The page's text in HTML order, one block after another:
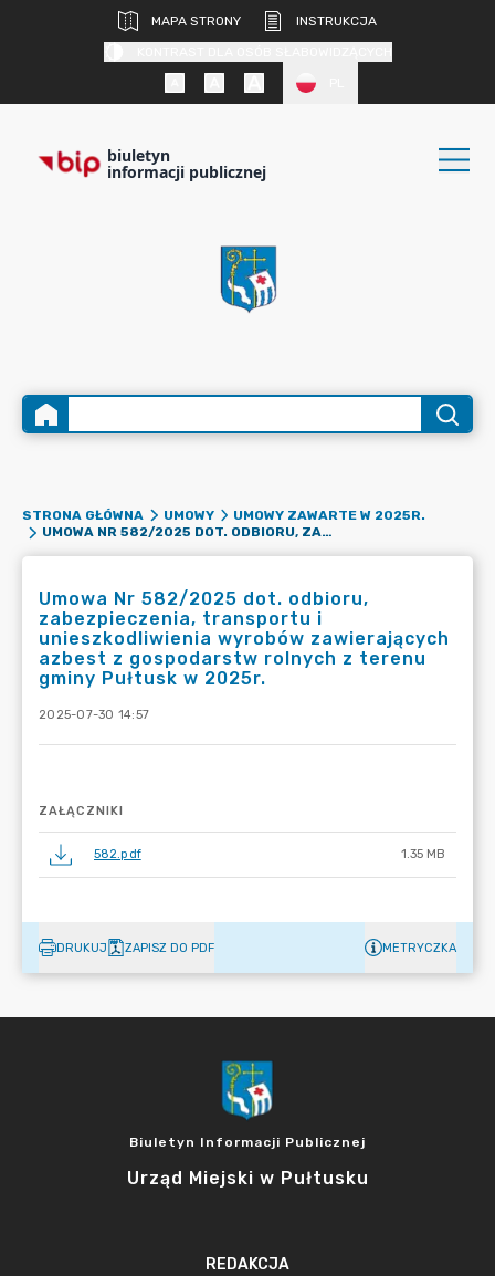
MAPA STRONY
INSTRUKCJA
biuletyn
informacji publicznej
STRONA GŁÓWNA UMOWY
UMOWY ZAWARTE W 2025R.
UMOWA NR 582/2025 DOT. ODBIORU, ZABEZPIECZENIA, TRANSPORTU I UNIESZKODLIWIENIA WYROBÓW ZAWIERAJĄCYCH AZBEST Z GOSPODARSTW ROLNYCH Z TERENU GMINY PUŁTUSK W 2025R.
Umowa Nr 582/2025 dot. odbioru,
zabezpieczenia, transportu i
unieszkodliwienia wyrobów zawierających
azbest z gospodarstw rolnych z terenu
gminy Pułtusk w 2025r.
2025-07-30 14:57
ZAŁĄCZNIKI
582.pdf 1.35 MB
DRUKUJ ZAPISZ DO PDF METRYCZKA
Biuletyn Informacji Publicznej
Urząd Miejski w Pułtusku
REDAKCJA